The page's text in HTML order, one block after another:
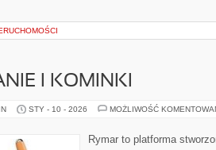
I KOMINKI
STY - 10 - 2026 MOŻLIWOŚĆ
Rymar to platforma